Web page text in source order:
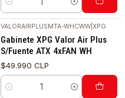
Cantidad
VALORAIRPLUSMTA-WHCWW |XPG
Gabinete XPG Valor Air Plus
S/Fuente ATX 4xFAN WH
$49.990 CLP
Cantidad